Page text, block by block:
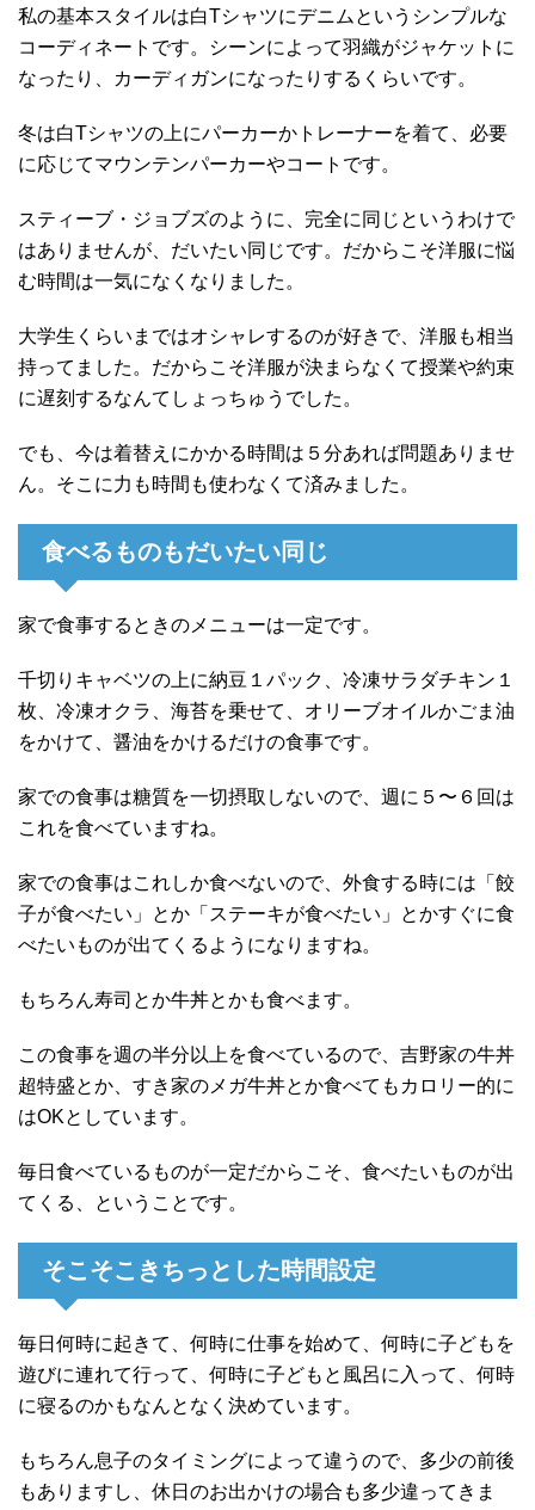
私の基本スタイルは白Tシャツにデニムというシンプルな
コーディネートです。シーンによって羽織がジャケットに
なったり、カーディガンになったりするくらいです。
冬は白Tシャツの上にパーカーかトレーナーを着て、必要
に応じてマウンテンパーカーやコートです。
スティーブ・ジョブズのように、完全に同じというわけで
はありませんが、だいたい同じです。だからこそ洋服に悩
む時間は一気になくなりました。
大学生くらいまではオシャレするのが好きで、洋服も相当
持ってました。だからこそ洋服が決まらなくて授業や約束
に遅刻するなんてしょっちゅうでした。
でも、今は着替えにかかる時間は５分あれば問題ありませ
ん。そこに力も時間も使わなくて済みました。
食べるものもだいたい同じ
家で食事するときのメニューは一定です。
千切りキャベツの上に納豆１パック、冷凍サラダチキン１
枚、冷凍オクラ、海苔を乗せて、オリーブオイルかごま油
をかけて、醤油をかけるだけの食事です。
家での食事は糖質を一切摂取しないので、週に５〜６回は
これを食べていますね。
家での食事はこれしか食べないので、外食する時には「餃
子が食べたい」とか「ステーキが食べたい」とかすぐに食
べたいものが出てくるようになりますね。
もちろん寿司とか牛丼とかも食べます。
この食事を週の半分以上を食べているので、吉野家の牛丼
超特盛とか、すき家のメガ牛丼とか食べてもカロリー的に
はOKとしています。
毎日食べているものが一定だからこそ、食べたいものが出
てくる、ということです。
そこそこきちっとした時間設定
毎日何時に起きて、何時に仕事を始めて、何時に子どもを
遊びに連れて行って、何時に子どもと風呂に入って、何時
に寝るのかもなんとなく決めています。
もちろん息子のタイミングによって違うので、多少の前後
もありますし、休日のお出かけの場合も多少違ってきま